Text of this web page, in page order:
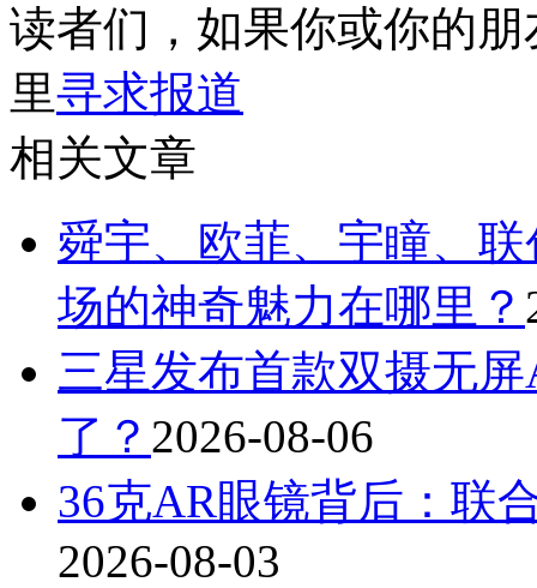
读者们，如果你或你的
里寻求报道
相关文章
舜宇、欧菲、宇瞳、
场的神奇魅力在哪里？
三星发布首款双摄无
了？ 2026-08-06
36克AR眼镜背后：联
2026-08-03